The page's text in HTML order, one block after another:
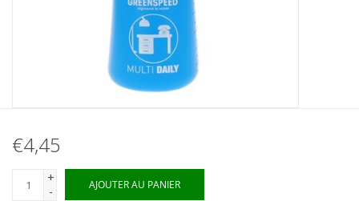
€4,45
+
-
AJOUTER AU PANIER